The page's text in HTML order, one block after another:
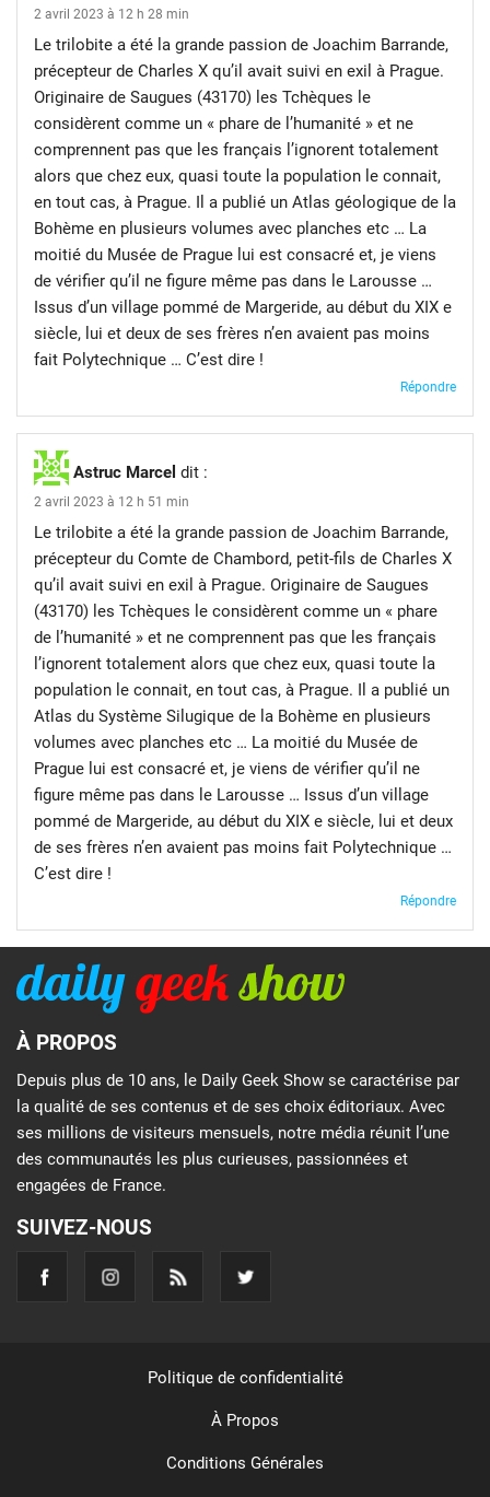
2 avril 2023 à 12 h 28 min
Le trilobite a été la grande passion de Joachim Barrande,
précepteur de Charles X qu’il avait suivi en exil à Prague.
Originaire de Saugues (43170) les Tchèques le
considèrent comme un « phare de l’humanité » et ne
comprennent pas que les français l’ignorent totalement
alors que chez eux, quasi toute la population le connait,
en tout cas, à Prague. Il a publié un Atlas géologique de la
Bohème en plusieurs volumes avec planches etc … La
moitié du Musée de Prague lui est consacré et, je viens
de vérifier qu’il ne figure même pas dans le Larousse …
Issus d’un village pommé de Margeride, au début du XIX e
siècle, lui et deux de ses frères n’en avaient pas moins
fait Polytechnique … C’est dire !
Répondre
Astruc Marcel dit :
2 avril 2023 à 12 h 51 min
Le trilobite a été la grande passion de Joachim Barrande,
précepteur du Comte de Chambord, petit-fils de Charles X
qu’il avait suivi en exil à Prague. Originaire de Saugues
(43170) les Tchèques le considèrent comme un « phare
de l’humanité » et ne comprennent pas que les français
l’ignorent totalement alors que chez eux, quasi toute la
population le connait, en tout cas, à Prague. Il a publié un
Atlas du Système Silugique de la Bohème en plusieurs
volumes avec planches etc … La moitié du Musée de
Prague lui est consacré et, je viens de vérifier qu’il ne
figure même pas dans le Larousse … Issus d’un village
pommé de Margeride, au début du XIX e siècle, lui et deux
de ses frères n’en avaient pas moins fait Polytechnique …
C’est dire !
Répondre
À PROPOS
Depuis plus de 10 ans, le Daily Geek Show se caractérise par
la qualité de ses contenus et de ses choix éditoriaux. Avec
ses millions de visiteurs mensuels, notre média réunit l’une
des communautés les plus curieuses, passionnées et
engagées de France.
SUIVEZ-NOUS
Politique de confidentialité
À Propos
Conditions Générales